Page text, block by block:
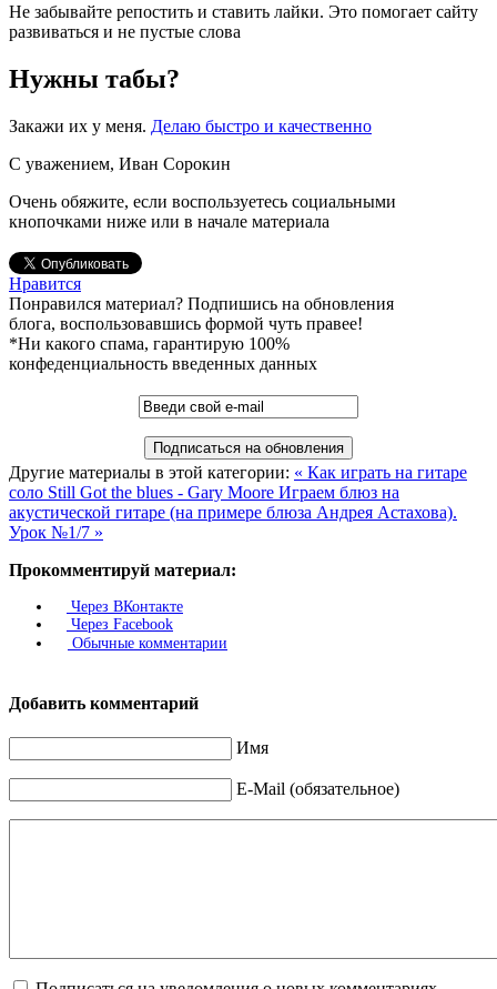
Не забывайте репостить и ставить лайки. Это помогает сайту
развиваться и не пустые слова
Нужны табы?
Закажи их у меня. Делаю быстро и качественно
С уважением, Иван Сорокин
Очень обяжите, если воспользуетесь социальными
кнопочками ниже или в начале материала
Нравится
Понравился материал? Подпишись на обновления
блога, воспользовавшись формой чуть правее!
*Ни какого спама, гарантирую 100%
конфеденциальность введенных данных
Другие материалы в этой категории: « Как играть на гитаре
соло Still Got the blues - Gary Moore Играем блюз на
акустической гитаре (на примере блюза Андрея Астахова).
Урок №1/7 »
Прокомментируй материал:
Через ВКонтакте
Через Facebook
Обычные комментарии
Добавить комментарий
Имя
E-Mail (обязательное)